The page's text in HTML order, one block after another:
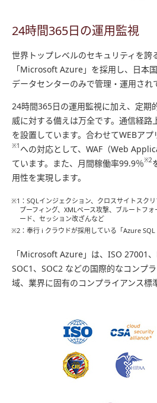
24時間365日の運用監視
世界トップレベルのセキュリティを誇
「Microsoft Azure」を採用し、日本
データセンターのみで管理・運用され
24時間365日の運用監視に加え、定期
威に対する備えは万全です。通信経路
を設置しています。合わせてWEBア
※1 への対応として、WAF（Web
ています。また、月間稼働率99.9％※2
用性を実現します。
※1：SQLインジェクション、クロスサイトスクリ
プーフィング、XMLベース攻撃、ブルートフ
ード、セッション改ざんなど
※2：奉行 i クラウドが採用している「Azure
「Microsoft Azure」は、ISO 27001、
SOC1、SOC2 などの国際的なコンプ
域、業界に固有のコンプライアンス標